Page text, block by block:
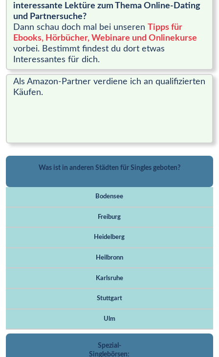
interessante Lektüre zum Thema Online-Dating
und Partnersuche?
Dann schau doch mal bei unseren
Tipps für
Ebooks, Hörbücher, Webinare und Onlinekurse
vorbei. Bestimmt findest du dort etwas
Interessantes für dich.
Als Amazon-Partner verdiene ich an qualifizierten
Käufen.
Was ist in anderen Städten für Singles geboten?
Bodensee
Freiburg
Heidelberg
Heilbronn
Karlsruhe
Stuttgart
Ulm
Spezial-
Singlebörsen: